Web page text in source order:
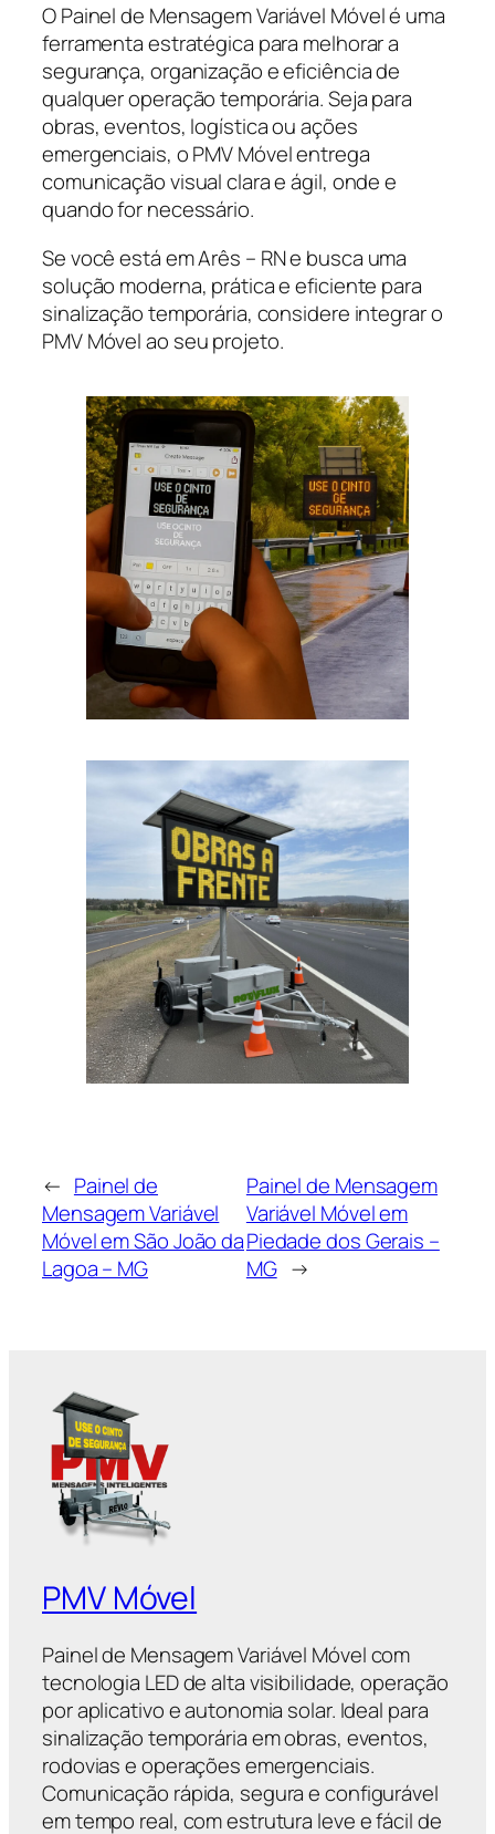
O Painel de Mensagem Variável Móvel é uma
ferramenta estratégica para melhorar a
segurança, organização e eficiência de
qualquer operação temporária. Seja para
obras, eventos, logística ou ações
emergenciais, o PMV Móvel entrega
comunicação visual clara e ágil, onde e
quando for necessário.
Se você está em Arês – RN e busca uma
solução moderna, prática e eficiente para
sinalização temporária, considere integrar o
PMV Móvel ao seu projeto.
← Painel de
Mensagem Variável
Móvel em São João da
Lagoa – MG
Painel de Mensagem
Variável Móvel em
Piedade dos Gerais –
MG →
PMV Móvel
Painel de Mensagem Variável Móvel com
tecnologia LED de alta visibilidade, operação
por aplicativo e autonomia solar. Ideal para
sinalização temporária em obras, eventos,
rodovias e operações emergenciais.
Comunicação rápida, segura e configurável
em tempo real, com estrutura leve e fácil de